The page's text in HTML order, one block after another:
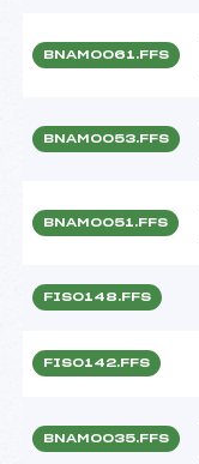
BNAM0061.FFS
BNAM0053.FFS
BNAM0051.FFS
FIS0148.FFS
FIS0142.FFS
BNAM0035.FFS